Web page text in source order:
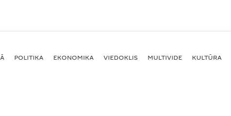
POLITIKA EKONOMIKA VIEDOKLIS MULTIVIDE KULTŪRA